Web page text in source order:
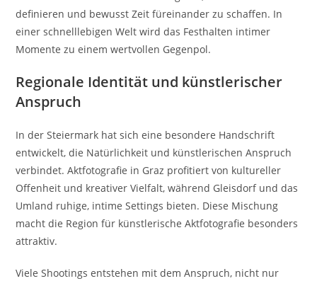
definieren und bewusst Zeit füreinander zu schaffen. In
einer schnelllebigen Welt wird das Festhalten intimer
Momente zu einem wertvollen Gegenpol.
Regionale Identität und künstlerischer
Anspruch
In der Steiermark hat sich eine besondere Handschrift
entwickelt, die Natürlichkeit und künstlerischen Anspruch
verbindet. Aktfotografie in Graz profitiert von kultureller
Offenheit und kreativer Vielfalt, während Gleisdorf und das
Umland ruhige, intime Settings bieten. Diese Mischung
macht die Region für künstlerische Aktfotografie besonders
attraktiv.
Viele Shootings entstehen mit dem Anspruch, nicht nur